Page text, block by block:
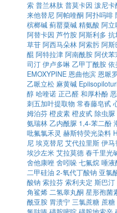
索 普兰林肽 普莫卡因 泼尼卡
来他替尼 阿帕喹酮 阿扑吗啡
槟榔碱 蓟罂粟碱 精氨酸 阿立
阿替卡因 芦竹胺 阿斯利多 抗
草苷 阿西马朵林 阿索肟 阿斯
醌 阿特拉津 阿南酰胺 阿伏苯
司汀 伊卢多啉 乙甲丁酰胺 依
EMOXYPINE 恩曲他滨 恩哌
乙哌立松 麻黄碱
醇 哈喹诺 正己醛 和厚朴酚
刺五加叶提取物 常春藤皂甙
姆泊芬 橙皮素 橙皮甙 除虫脲
氨瑞林 乙内酰脲 1,4-苯二酚
吡氟氯禾灵 赫斯特荧光染料
尼 埃克替尼 艾代拉里斯 伊马
埃沙左米 艾拉莫德 春千里光
舍他康唑 舍吲哚 七氟烷 唾液
二甲硅油 2-氧代丁酸钠 亚氯
酸钠 索拉芬 索利夫定 斯巴汀
角鲨烯 二氢睾丸酮 星形孢菌
酰亚胺 胃溃宁 三氯蔗糖 蔗糖